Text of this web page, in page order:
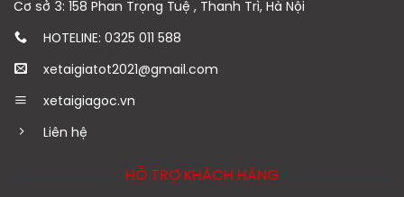
Cơ sở 3: 158 Phan Trọng Tuệ , Thanh Trì, Hà Nội
HOTELINE: 0325 011 588
xetaigiatot2021@gmail.com
xetaigiagoc.vn
Liên hệ
HỖ TRỢ KHÁCH HÀNG